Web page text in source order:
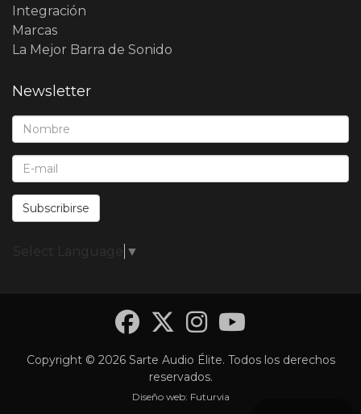
Integración
Marcas
La Mejor Barra de Sonido
Newsletter
Nombre*:
E-Mail*:
Subscribirse
Select Language ▼
Facebook
Twitter
Copyright © 2026 Sarte Audio Élite. Todos los derechos
reservados.
Diseño web: Futurvia